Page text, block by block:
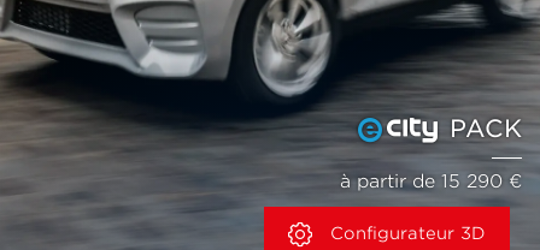
PACK
à partir de 15 290 €
Configurateur 3D